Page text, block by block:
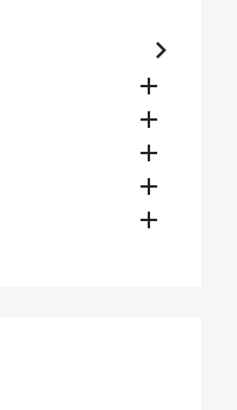





